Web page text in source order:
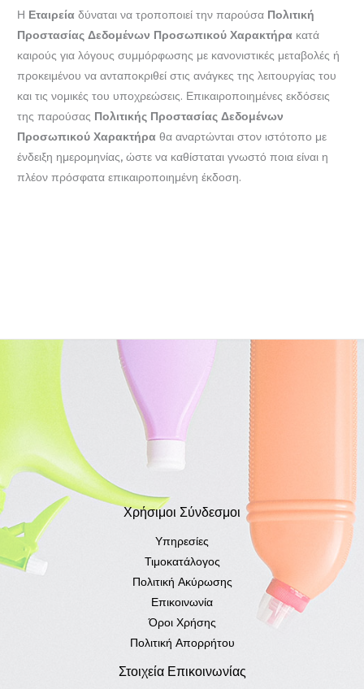
Η Εταιρεία δύναται να τροποποιεί την παρούσα Πολιτική
Προστασίας Δεδομένων Προσωπικού Χαρακτήρα κατά
καιρούς για λόγους συμμόρφωσης με κανονιστικές μεταβολές ή
προκειμένου να ανταποκριθεί στις ανάγκες της λειτουργίας του
και τις νομικές του υποχρεώσεις. Επικαιροποιημένες εκδόσεις
της παρούσας Πολιτικής Προστασίας Δεδομένων
Προσωπικού Χαρακτήρα θα αναρτώνται στον ιστότοπο με
ένδειξη ημερομηνίας, ώστε να καθίσταται γνωστό ποια είναι η
πλέον πρόσφατα επικαιροποιημένη έκδοση.
Χρήσιμοι Σύνδεσμοι
Υπηρεσίες
Τιμοκατάλογος
Πολιτική Ακύρωσης
Επικοινωνία
Όροι Χρήσης
Πολιτική Απορρήτου
Στοιχεία Επικοινωνίας